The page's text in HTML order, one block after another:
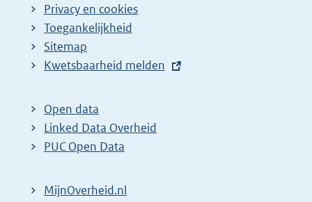
Privacy en cookies
Toegankelijkheid
Sitemap
E
t
e
r
l
Kwetsbaarheid melden
Open data
Linked Data Overheid
PUC Open Data
MijnOverheid.nl